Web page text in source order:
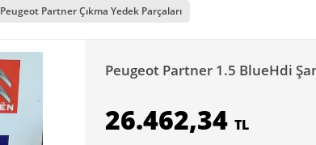
Peugeot Partner Çıkma Yedek Parçaları
Peugeot Partner 1.5 BlueHdi
26.462,34 TL